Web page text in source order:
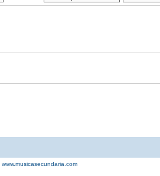
www.musicasecundaria.com